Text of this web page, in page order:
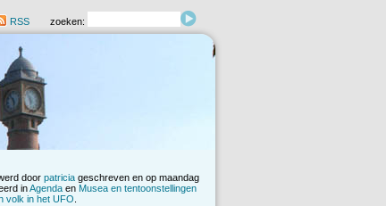
RSS zoeken:
door patricia geschreven en op maandag
inAgenda en Musea en tentoonstellingen
volk in het UFO